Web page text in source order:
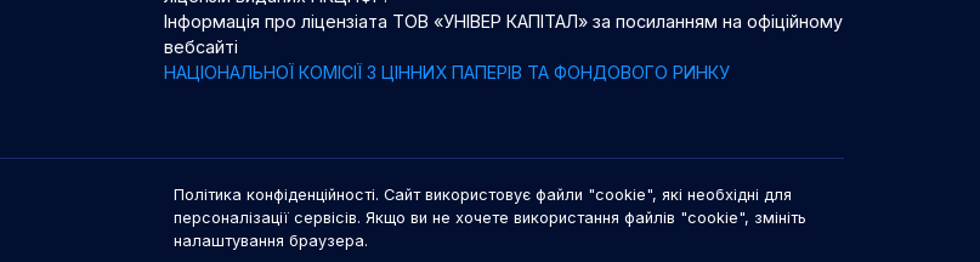
Інформація про ліцензіата ТОВ «УНІВЕР КАПІТАЛ» за посиланням на офіційному
вебсайті
НАЦІОНАЛЬНОЇ КОМІСІЇ З ЦІННИХ ПАПЕРІВ ТА ФОНДОВОГО РИНКУ
Політика конфіденційності. Сайт використовує файли "cookie", які необхідні для
персоналізації сервісів. Якщо ви не хочете використання файлів "cookie", змініть
налаштування браузера.